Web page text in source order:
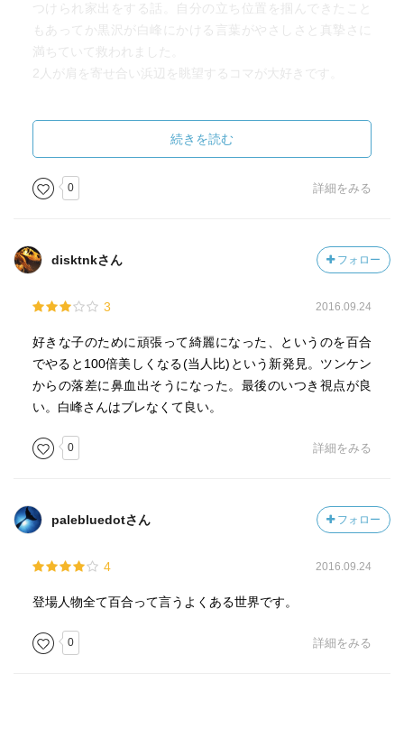
つけられ家出をする話。自分の立ち位置を掴んできたこと
もあってか黒沢が白峰にかける言葉がやさしさと真摯さに
満ちていて救われました。
2人が肩を寄せ合い浜辺を眺望するコマが大好きです。
続きを読む
0 詳細をみる
disktnkさん フォロー
3 2016.09.24
好きな子のために頑張って綺麗になった、というのを百合
でやると100倍美しくなる(当人比)という新発見。ツンケン
からの落差に鼻血出そうになった。最後のいつき視点が良
い。白峰さんはブレなくて良い。
0 詳細をみる
palebluedotさん フォロー
4 2016.09.24
登場人物全て百合って言うよくある世界です。
0 詳細をみる